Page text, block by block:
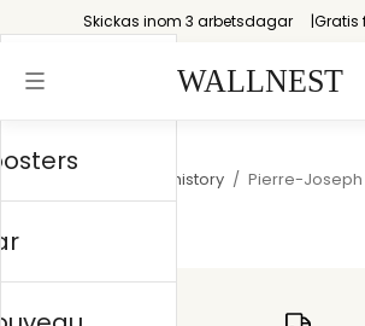
Skickas inom 3 arbetsdagar Gratis
Natural history / Pierre-Joseph